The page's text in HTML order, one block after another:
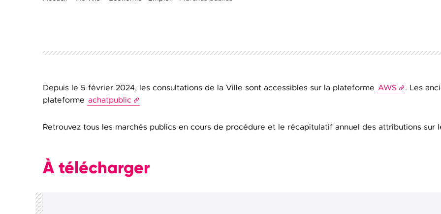
Depuis le 5 février 2024, les consultations de la Ville sont accessibles sur la plateforme AWS
. Les
plateforme achatpublic
Retrouvez tous les marchés publics en cours de procédure et le récapitulatif annuel des attributions sur
À télécharger